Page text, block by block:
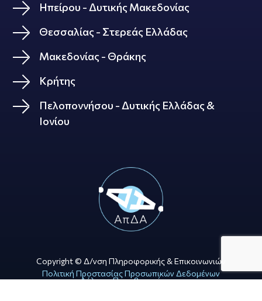
Ηπείρου - Δυτικής Μακεδονίας
Θεσσαλίας - Στερεάς Ελλάδας
Μακεδονίας - Θράκης
Κρήτης
Πελοποννήσου - Δυτικής Ελλάδας &
Ιονίου
Copyright © Δ/νση Πληροφορικής & Επικοινωνιών
Πολιτική Προστασίας Προσωπικών Δεδομένων
Δήλωση Προσβασιμότητας